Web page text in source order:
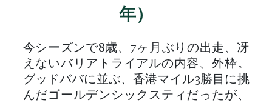
年）
今シーズンで8歳、7ヶ月ぶりの出走、冴
えないバリアトライアルの内容、外枠。
グッドババに並ぶ、香港マイル3勝目に挑
んだゴールデンシックスティだったが、